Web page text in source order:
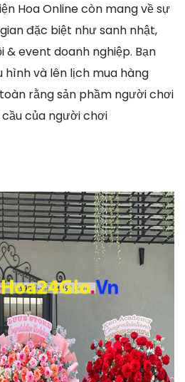
Hoa Online còn mang về sự
đặc biệt như sanh nhật,
& event doanh nghiệp. Bạn
và lên lịch mua hàng
rằng sản phầm người chơi
của người chơi